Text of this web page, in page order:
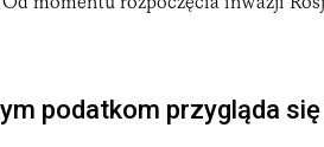
podatkom przygląda